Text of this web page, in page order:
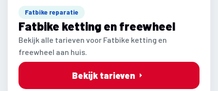
Fatbike reparatie
Fatbike ketting en freewheel
Bekijk alle tarieven voor Fatbike ketting en
freewheel aan huis.
Bekijk tarieven